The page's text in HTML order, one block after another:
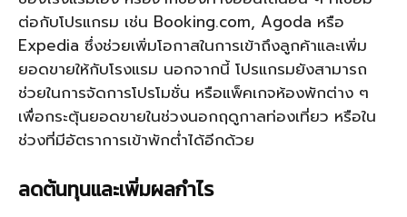
ต่อกับโปรแกรม เช่น Booking.com, Agoda หรือ
Expedia ซึ่งช่วยเพิ่มโอกาสในการเข้าถึงลูกค้าและเพิ่ม
ยอดขายให้กับโรงแรม นอกจากนี้ โปรแกรมยังสามารถ
ช่วยในการจัดการโปรโมชั่น หรือแพ็คเกจห้องพักต่าง ๆ
เพื่อกระตุ้นยอดขายในช่วงนอกฤดูกาลท่องเที่ยว หรือใน
ช่วงที่มีอัตราการเข้าพักต่ำได้อีกด้วย
ลดต้นทุนและเพิ่มผลกำไร